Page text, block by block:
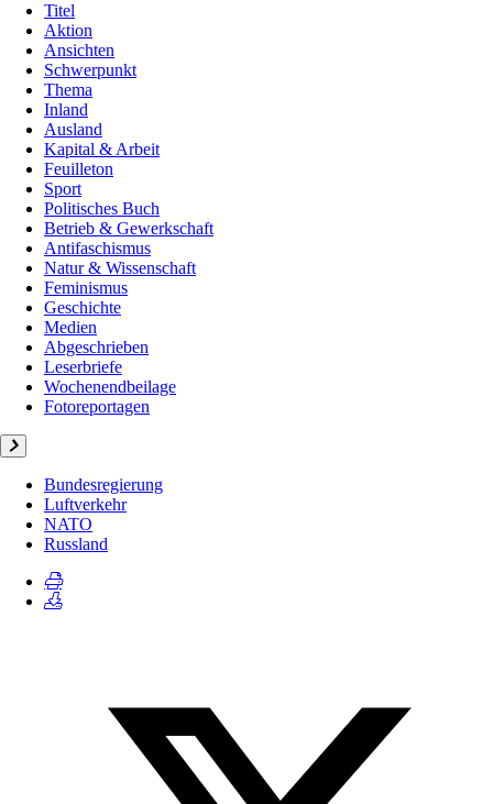
Titel
Aktion
Ansichten
Schwerpunkt
Thema
Inland
Ausland
Kapital & Arbeit
Feuilleton
Sport
Politisches Buch
Betrieb & Gewerkschaft
Antifaschismus
Natur & Wissenschaft
Feminismus
Geschichte
Medien
Abgeschrieben
Leserbriefe
Wochenendbeilage
Fotoreportagen
Bundesregierung
Luftverkehr
NATO
Russland